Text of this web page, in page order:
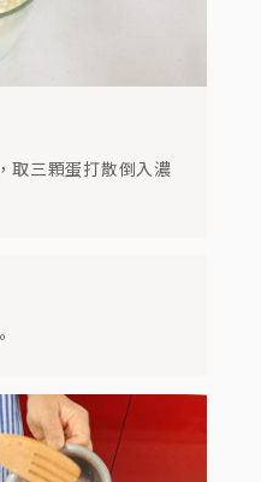
取三顆蛋打散倒入濃
後，放入培根。